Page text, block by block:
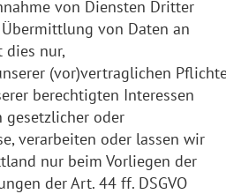
von Diensten Dritter
von Daten an
dies nur,
(vor)vertraglichen
berechtigten Interessen
gesetzlicher oder
verarbeiten oder lassen wir
nur beim Vorliegen der
der Art. 44 ff. DSGVO